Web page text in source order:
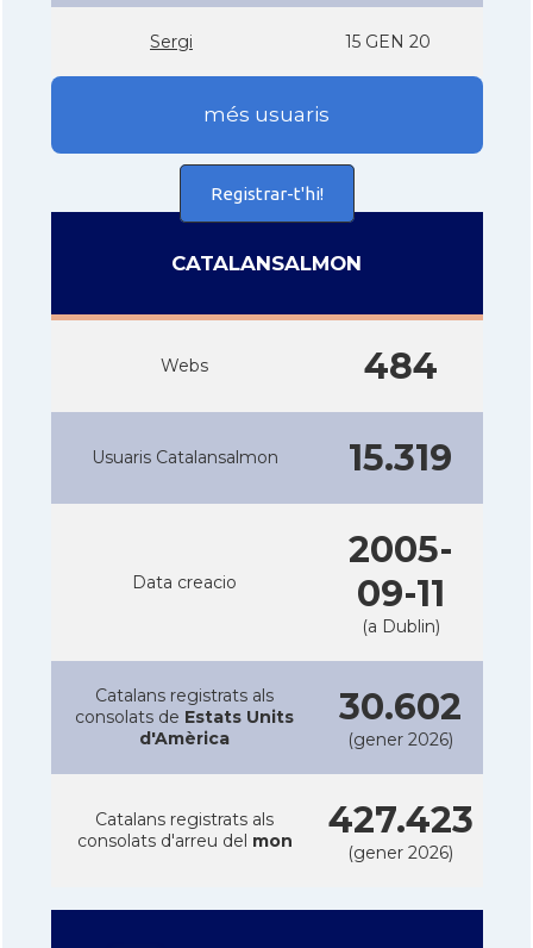
Sergi 15 GEN 20
més usuaris
Registrar-t'hi!
CATALANSALMON
Webs 484
Usuaris Catalansalmon 15.319
Data creacio
2005-
09-11
(a Dublin)
Catalans registrats als
consolats de Estats Units
d'Amèrica
30.602
(gener 2026)
Catalans registrats als
consolats d'arreu del mon 427.423
(gener 2026)